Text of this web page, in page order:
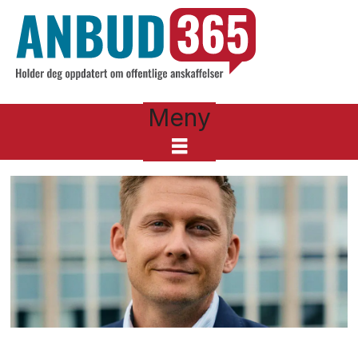
Meny
Tag:
3